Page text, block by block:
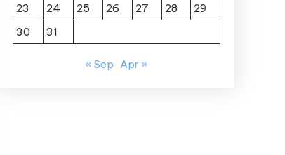
23
24 25 26 27 28
29
30
31
« Sep Apr »